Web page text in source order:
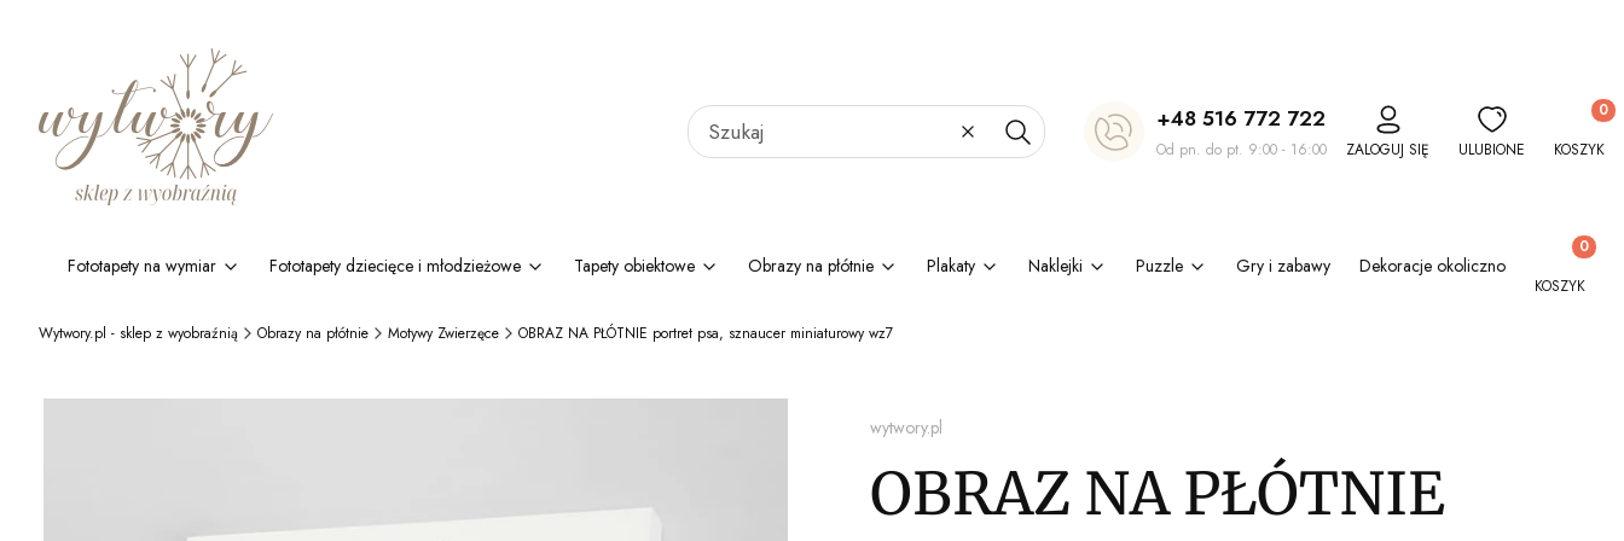
WyczyśćSzukaj
+48 516 772 722
Od pn. do pt. 9:00 - 16:00 ZALOGUJ SIĘ ULUBIONE KOSZYK
Fototapety na wymiar Fototapety dziecięce i młodzieżowe Tapety obiektowe Obrazy na płótnie Plakaty Naklejki Puzzle Gry i zabawy Dekoracje okolicznościowe
Produkty
KOSZYK
Wytwory.pl - sklep z wyobraźnią Obrazy na płótnie Motywy Zwierzęce OBRAZ NA PŁÓTNIE portret psa, sznaucer miniaturowy wz7
wytwory.pl
OBRAZ NA PŁÓTNIE